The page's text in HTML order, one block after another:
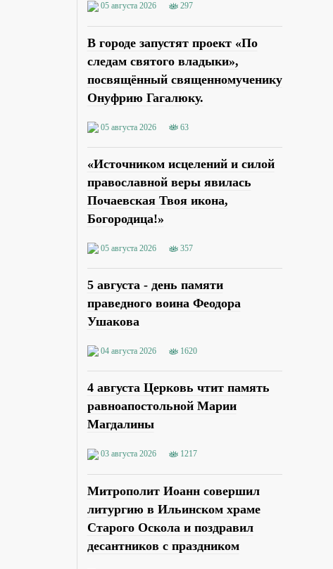
05 августа 2026 297
В городе запустят проект «По
следам святого владыки»,
посвящённый священномученику
Онуфрию Гагалюку.
05 августа 2026 63
«Источником исцелений и силой
православной веры явилась
Почаевская Твоя икона,
Богородица!»
05 августа 2026 357
5 августа - день памяти
праведного воина Феодора
Ушакова
04 августа 2026 1620
4 августа Церковь чтит память
равноапостольной Марии
Магдалины
03 августа 2026 1217
Митрополит Иоанн совершил
литургию в Ильинском храме
Старого Оскола и поздравил
десантников с праздником